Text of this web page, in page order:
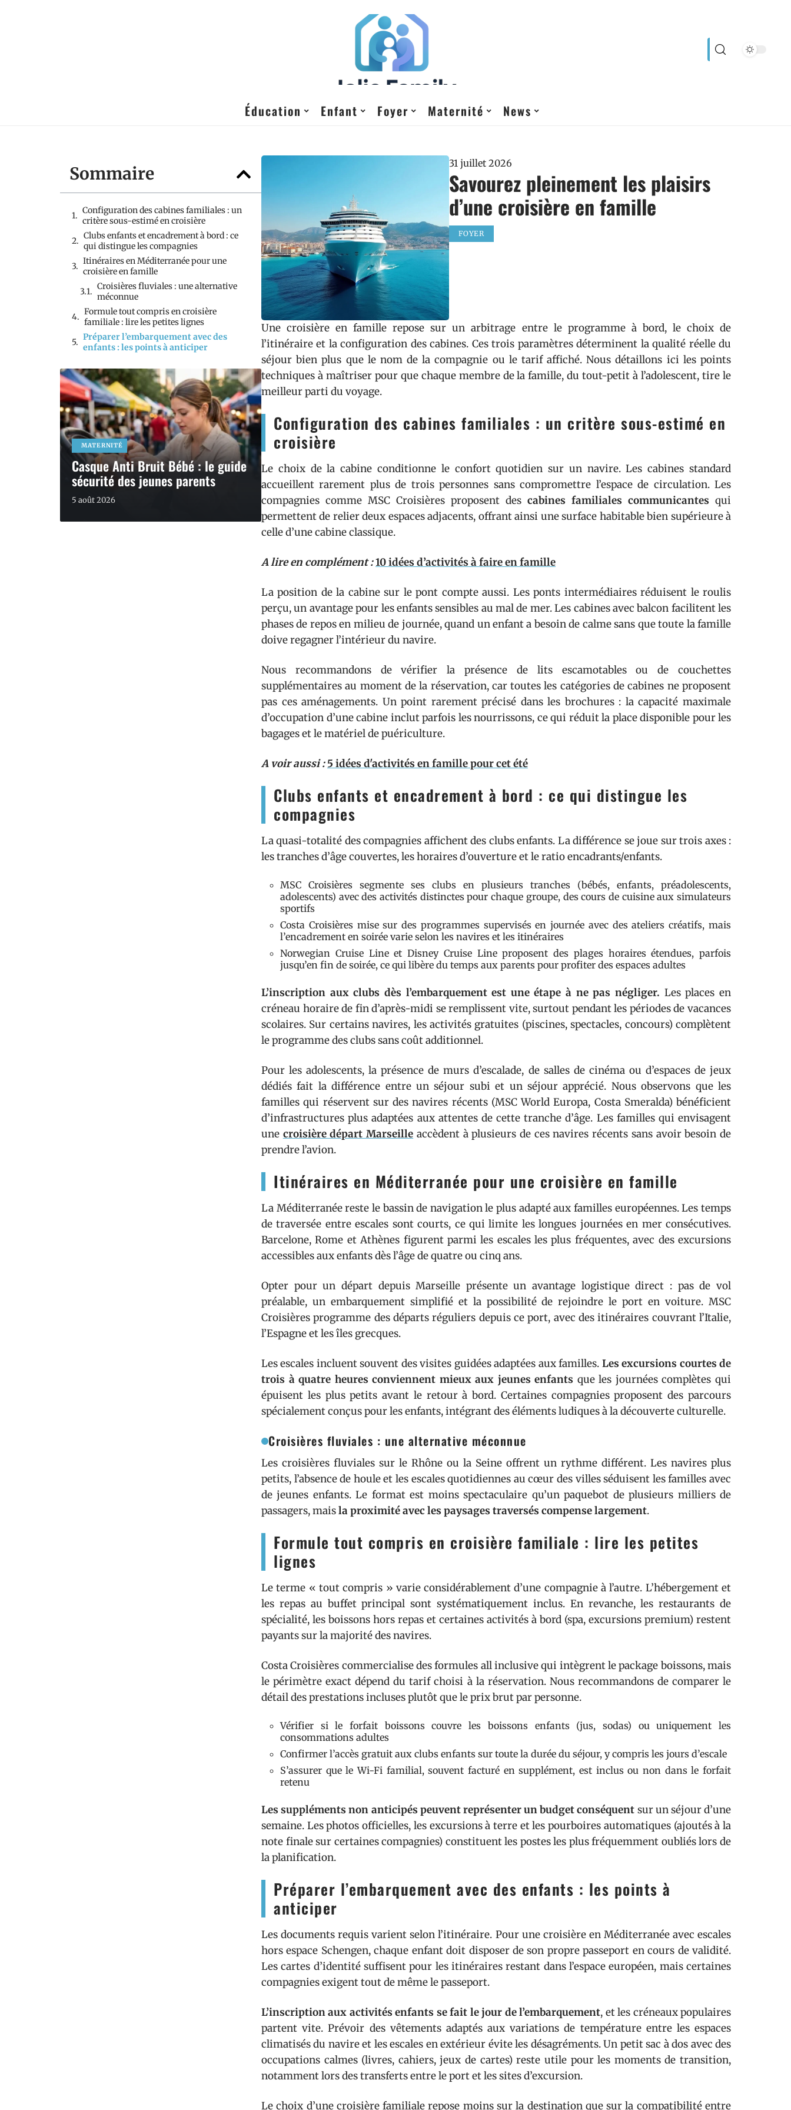
Éducation Enfant Foyer Maternité News
Sommaire
Configuration des cabines familiales : un
critère sous-estimé en croisière
Clubs enfants et encadrement à bord : ce
qui distingue les compagnies
Itinéraires en Méditerranée pour une
croisière en famille
Croisières fluviales : une alternative
méconnue
Formule tout compris en croisière
familiale : lire les petites lignes
Préparer l’embarquement avec des
enfants : les points à anticiper
MATERNITÉ
Casque Anti Bruit Bébé : le guide
sécurité des jeunes parents
5 août 2026
31 juillet 2026
Savourez pleinement les plaisirs
d’une croisière en famille
FOYER
Une croisière en famille repose sur un arbitrage entre le programme à bord, le choix de
l’itinéraire et la configuration des cabines. Ces trois paramètres déterminent la qualité réelle du
séjour bien plus que le nom de la compagnie ou le tarif affiché. Nous détaillons ici les points
techniques à maîtriser pour que chaque membre de la famille, du tout-petit à l’adolescent, tire le
meilleur parti du voyage.
Configuration des cabines familiales : un critère sous-estimé en
croisière
Le choix de la cabine conditionne le confort quotidien sur un navire. Les cabines standard
accueillent rarement plus de trois personnes sans compromettre l’espace de circulation. Les
compagnies comme MSC Croisières proposent des cabines familiales communicantes qui
permettent de relier deux espaces adjacents, offrant ainsi une surface habitable bien supérieure à
celle d’une cabine classique.
A lire en complément :10 idées d’activités à faire en famille
La position de la cabine sur le pont compte aussi. Les ponts intermédiaires réduisent le roulis
perçu, un avantage pour les enfants sensibles au mal de mer. Les cabines avec balcon facilitent les
phases de repos en milieu de journée, quand un enfant a besoin de calme sans que toute la famille
doive regagner l’intérieur du navire.
Nous recommandons de vérifier la présence de lits escamotables ou de couchettes
supplémentaires au moment de la réservation, car toutes les catégories de cabines ne proposent
pas ces aménagements. Un point rarement précisé dans les brochures : la capacité maximale
d’occupation d’une cabine inclut parfois les nourrissons, ce qui réduit la place disponible pour les
bagages et le matériel de puériculture.
A voir aussi : 5 idées d'activités en famille pour cet été
Clubs enfants et encadrement à bord : ce qui distingue les
compagnies
La quasi-totalité des compagnies affichent des clubs enfants. La différence se joue sur trois axes :
les tranches d’âge couvertes, les horaires d’ouverture et le ratio encadrants/enfants.
MSC Croisières segmente ses clubs en plusieurs tranches (bébés, enfants, préadolescents,
adolescents) avec des activités distinctes pour chaque groupe, des cours de cuisine aux simulateurs
sportifs
Costa Croisières mise sur des programmes supervisés en journée avec des ateliers créatifs, mais
l’encadrement en soirée varie selon les navires et les itinéraires
Norwegian Cruise Line et Disney Cruise Line proposent des plages horaires étendues, parfois
jusqu’en fin de soirée, ce qui libère du temps aux parents pour profiter des espaces adultes
L’inscription aux clubs dès l’embarquement est une étape à ne pas négliger. Les places en
créneau horaire de fin d’après-midi se remplissent vite, surtout pendant les périodes de vacances
scolaires. Sur certains navires, les activités gratuites (piscines, spectacles, concours) complètent
le programme des clubs sans coût additionnel.
Pour les adolescents, la présence de murs d’escalade, de salles de cinéma ou d’espaces de jeux
dédiés fait la différence entre un séjour subi et un séjour apprécié. Nous observons que les
familles qui réservent sur des navires récents (MSC World Europa, Costa Smeralda) bénéficient
d’infrastructures plus adaptées aux attentes de cette tranche d’âge. Les familles qui envisagent
une croisière départ Marseille accèdent à plusieurs de ces navires récents sans avoir besoin de
prendre l’avion.
Itinéraires en Méditerranée pour une croisière en famille
La Méditerranée reste le bassin de navigation le plus adapté aux familles européennes. Les temps
de traversée entre escales sont courts, ce qui limite les longues journées en mer consécutives.
Barcelone, Rome et Athènes figurent parmi les escales les plus fréquentes, avec des excursions
accessibles aux enfants dès l’âge de quatre ou cinq ans.
Opter pour un départ depuis Marseille présente un avantage logistique direct : pas de vol
préalable, un embarquement simplifié et la possibilité de rejoindre le port en voiture. MSC
Croisières programme des départs réguliers depuis ce port, avec des itinéraires couvrant l’Italie,
l’Espagne et les îles grecques.
Les escales incluent souvent des visites guidées adaptées aux familles. Les excursions courtes de
trois à quatre heures conviennent mieux aux jeunes enfants que les journées complètes qui
épuisent les plus petits avant le retour à bord. Certaines compagnies proposent des parcours
spécialement conçus pour les enfants, intégrant des éléments ludiques à la découverte culturelle.
Croisières fluviales : une alternative méconnue
Les croisières fluviales sur le Rhône ou la Seine offrent un rythme différent. Les navires plus
petits, l’absence de houle et les escales quotidiennes au cœur des villes séduisent les familles avec
de jeunes enfants. Le format est moins spectaculaire qu’un paquebot de plusieurs milliers de
passagers, maisla proximité avec les paysages traversés compense largement.
Formule tout compris en croisière familiale : lire les petites
lignes
Le terme « tout compris » varie considérablement d’une compagnie à l’autre. L’hébergement et
les repas au buffet principal sont systématiquement inclus. En revanche, les restaurants de
spécialité, les boissons hors repas et certaines activités à bord (spa, excursions premium) restent
payants sur la majorité des navires.
Costa Croisières commercialise des formules all inclusive qui intègrent le package boissons, mais
le périmètre exact dépend du tarif choisi à la réservation. Nous recommandons de comparer le
détail des prestations incluses plutôt que le prix brut par personne.
Vérifier si le forfait boissons couvre les boissons enfants (jus, sodas) ou uniquement les
consommations adultes
Confirmer l’accès gratuit aux clubs enfants sur toute la durée du séjour, y compris les jours d’escale
S’assurer que le Wi-Fi familial, souvent facturé en supplément, est inclus ou non dans le forfait
retenu
Les suppléments non anticipés peuvent représenter un budget conséquent sur un séjour d’une
semaine. Les photos officielles, les excursions à terre et les pourboires automatiques (ajoutés à la
note finale sur certaines compagnies) constituent les postes les plus fréquemment oubliés lors de
la planification.
Préparer l’embarquement avec des enfants : les points à
anticiper
Les documents requis varient selon l’itinéraire. Pour une croisière en Méditerranée avec escales
hors espace Schengen, chaque enfant doit disposer de son propre passeport en cours de validité.
Les cartes d’identité suffisent pour les itinéraires restant dans l’espace européen, mais certaines
compagnies exigent tout de même le passeport.
L’inscription aux activités enfants se fait le jour de l’embarquement, et les créneaux populaires
partent vite. Prévoir des vêtements adaptés aux variations de température entre les espaces
climatisés du navire et les escales en extérieur évite les désagréments. Un petit sac à dos avec des
occupations calmes (livres, cahiers, jeux de cartes) reste utile pour les moments de transition,
notamment lors des transferts entre le port et les sites d’excursion.
Le choix d’une croisière familiale repose moins sur la destination que sur la compatibilité entre